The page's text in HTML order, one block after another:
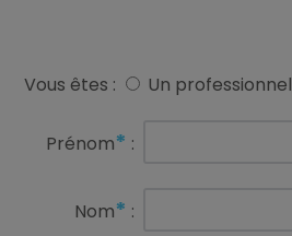
Vous êtes : Un professionnel
Prénom* :
Nom* :